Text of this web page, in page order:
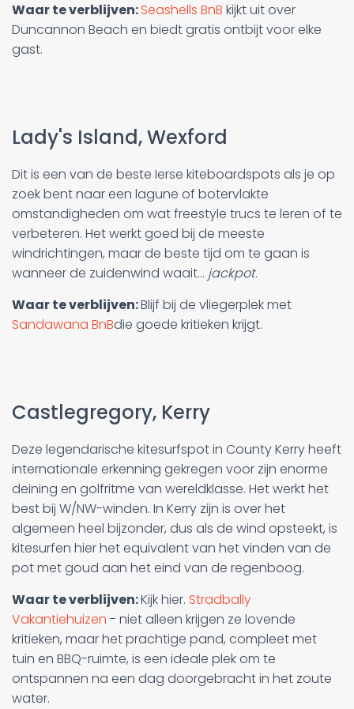
Waar te verblijven:Seashells BnB kijkt uit over
Duncannon Beach en biedt gratis ontbijt voor elke
gast.
Lady's Island, Wexford
Dit is een van de beste Ierse kiteboardspots als je op
zoek bent naar een lagune of botervlakte
omstandigheden om wat freestyle trucs te leren of te
verbeteren. Het werkt goed bij de meeste
windrichtingen, maar de beste tijd om te gaan is
wanneer de zuidenwind waait... jackpot.
Waar te verblijven:Blijf bij de vliegerplek met
Sandawana BnBdie goede kritieken krijgt.
Castlegregory, Kerry
Deze legendarische kitesurfspot in County Kerry heeft
internationale erkenning gekregen voor zijn enorme
deining en golfritme van wereldklasse. Het werkt het
best bij W/NW-winden. In Kerry zijn is over het
algemeen heel bijzonder, dus als de wind opsteekt, is
kitesurfen hier het equivalent van het vinden van de
pot met goud aan het eind van de regenboog.
Waar te verblijven:Kijk hier. Stradbally
Vakantiehuizen - niet alleen krijgen ze lovende
kritieken, maar het prachtige pand, compleet met
tuin en BBQ-ruimte, is een ideale plek om te
ontspannen na een dag doorgebracht in het zoute
water.